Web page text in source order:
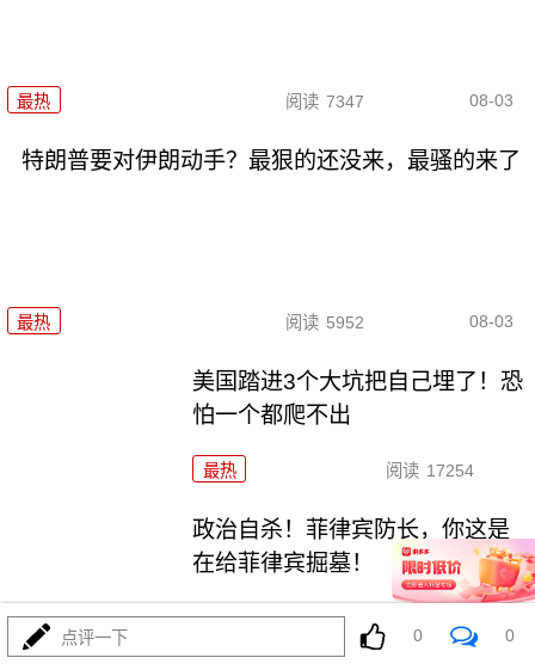
最热 阅读 7347 08-03
特朗普要对伊朗动手？最狠的还没来，最骚的来了
最热 阅读 5952 08-03
美国踏进3个大坑把自己埋了！恐
怕一个都爬不出
最热 阅读 17254
政治自杀！菲律宾防长，你这是
在给菲律宾掘墓！
最热
点评一下 0 0